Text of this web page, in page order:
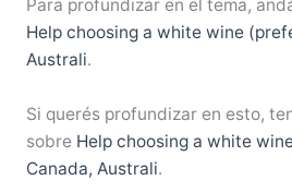
Para profundizar en el tema,
Help choosing a white wine
Australi.
Si querés profundizar en esto,
sobre Help choosing a white
Canada, Australi.